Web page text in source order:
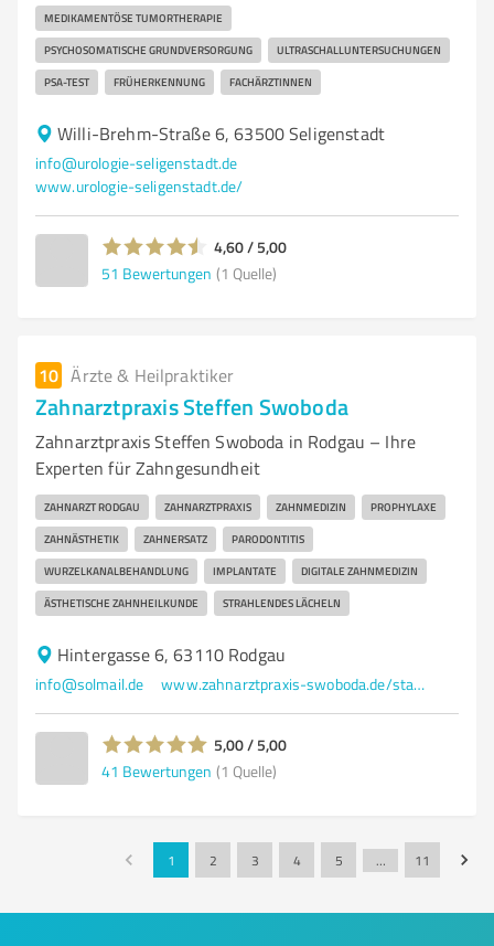
MEDIKAMENTÖSE TUMORTHERAPIE
PSYCHOSOMATISCHE GRUNDVERSORGUNG ULTRASCHALLUNTERSUCHUNGEN
PSA-TEST FRÜHERKENNUNG FACHÄRZTINNEN
Willi-Brehm-Straße 6, 63500 Seligenstadt
info@urologie-seligenstadt.de
www.urologie-seligenstadt.de/
4,60 / 5,00
51 Bewertungen (1 Quelle)
10 Ärzte & Heilpraktiker
Zahnarztpraxis Steffen Swoboda
Zahnarztpraxis Steffen Swoboda in Rodgau – Ihre
Experten für Zahngesundheit
ZAHNARZT RODGAU ZAHNARZTPRAXIS ZAHNMEDIZIN PROPHYLAXE
ZAHNÄSTHETIK ZAHNERSATZ PARODONTITIS
WURZELKANALBEHANDLUNG IMPLANTATE DIGITALE ZAHNMEDIZIN
ÄSTHETISCHE ZAHNHEILKUNDE STRAHLENDES LÄCHELN
Hintergasse 6, 63110 Rodgau
info@solmail.de www.zahnarztpraxis-swoboda.de/startseite.html
5,00 / 5,00
41 Bewertungen (1 Quelle)
1 2 3 4 5 … 11